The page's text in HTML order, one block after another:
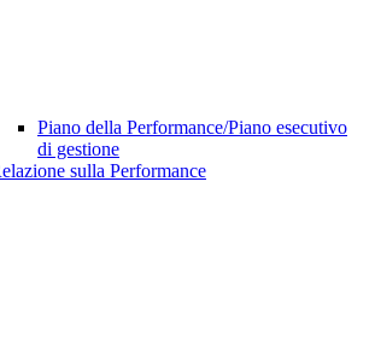
Piano della Performance/Piano esecutivo
di gestione
sulla Performance